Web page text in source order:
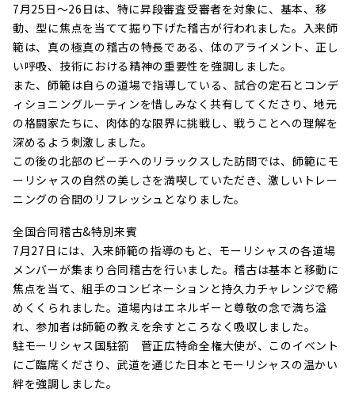
7月25日～26日は、特に昇段審査受審者を対象に、基本、移
動、型に焦点を当てて掘り下げた稽古が行われました。入来師
範は、真の極真の稽古の特長である、体のアライメント、正し
い呼吸、技術における精神の重要性を強調しました。
また、師範は自らの道場で指導している、試合の定石とコンデ
ィショニングルーティンを惜しみなく共有してくださり、地元
の格闘家たちに、肉体的な限界に挑戦し、戦うことへの理解を
深めるよう刺激しました。
この後の北部のビーチへのリラックスした訪問では、師範にモ
ーリシャスの自然の美しさを満喫していただき、激しいトレー
ニングの合間のリフレッシュとなりました。
全国合同稽古&特別来賓
7月27日には、入来師範の指導のもと、モーリシャスの各道場
メンバーが集まり合同稽古を行いました。稽古は基本と移動に
焦点を当て、組手のコンビネーションと持久力チャレンジで締
めくくられました。道場内はエネルギーと尊敬の念で満ち溢
れ、参加者は師範の教えを余すところなく吸収しました。
駐モーリシャス国駐箚 菅正広特命全権大使が、このイベント
にご臨席くださり、武道を通じた日本とモーリシャスの温かい
絆を強調しました。